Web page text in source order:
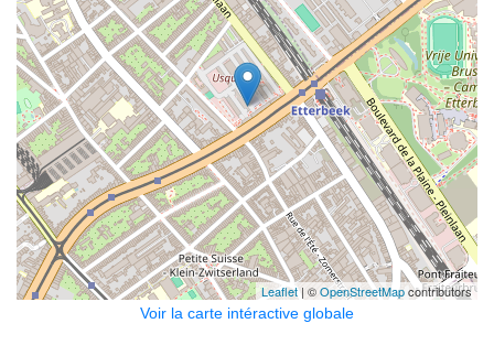
Leaflet| ©OpenStreetMapcontributors
Voir la carte intéractive globale